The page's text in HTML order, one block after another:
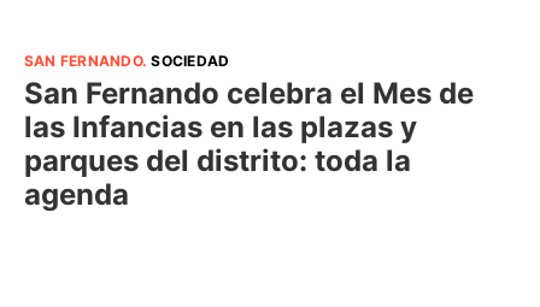
SAN FERNANDO.SOCIEDAD
San Fernando celebra el Mes de
las Infancias en las plazas y
parques del distrito: toda la
agenda